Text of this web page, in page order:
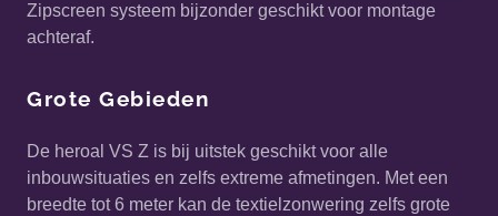
Zipscreen systeem bijzonder geschikt voor montage
achteraf.
Grote Gebieden
De heroal VS Z is bij uitstek geschikt voor alle
inbouwsituaties en zelfs extreme afmetingen. Met een
breedte tot 6 meter kan de textielzonwering zelfs grote